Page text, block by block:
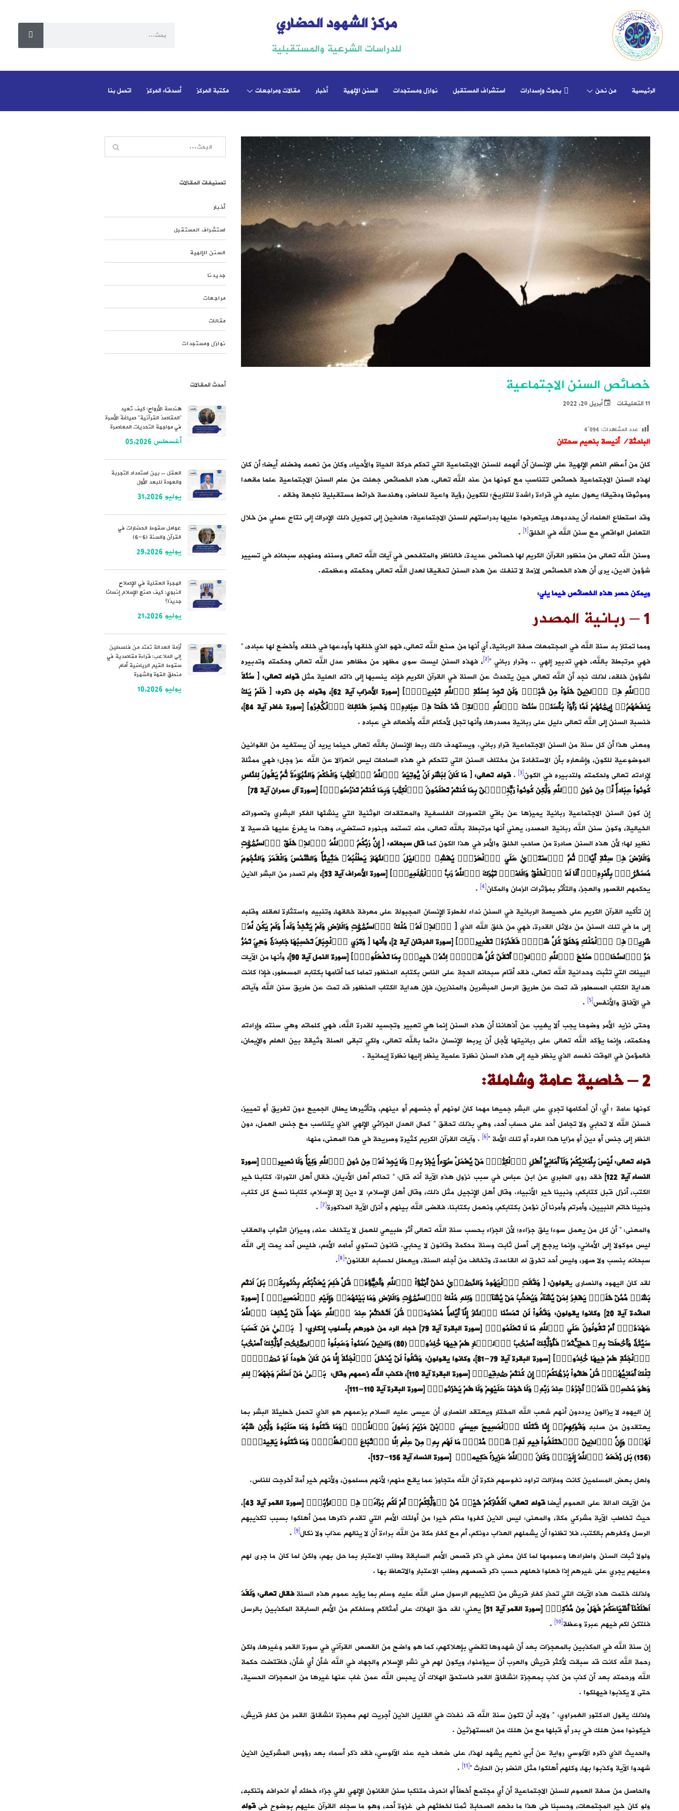
مركز الشهود الحضاري
للدراسات الشرعية والمستقبلية
الرئيسية من نحن بحوث وإصدارات استشراف المستقبل نوازل ومستجدات السنن الإلهية أخبار مقالات ومراجعات مكتبة المركز أصدقاء المركز اتصل بنا
خصائص السنن الاجتماعية
11 التعليقات أبريل 20, 2022
عدد المشاهدات:4٬094
الباحثة/ أنيسة بنعيم سحتان
كان من أعظم النعم الإلهية على الإنسان أن ألهمه للسنن الاجتماعية التي تحكم حركة الحياة والأحياء، وكان من نعمه وفضله أيضا؛ أن كان
لهذه السنن الاجتماعية خصائص تتناسب مع كونها من عند الله تعالى، هذه الخصائص جعلت من علم السنن الاجتماعية علما مقعدا
وموثوقا ودقيقا؛ يعول عليه في قراءة راشدة للتاريخ؛ لتكوين رؤية واعية للحاضر، وهندسة خرائط مستقبلية ناجعة وفقه .
وقد استطاع العلماء أن يحددوها، ويتعرفوا عليها بدراستهم للسنن الاجتماعية؛ هادفين إلى تحويل ذلك الإدراك إلى نتاج عملي من خلال
التعامل الواقعي مع سنن الله في الخلق[1]
.
وسنن الله تعالى من منظور القرآن الكريم لها خصائص عديدة، فالناظر والمتفحص في آيات الله تعالى وسننه ومنهجه سبحانه في تسيير
شؤون الدين، يرى أن هذه الخصائص لازمة لا تنفك عن هذه السنن تحقيقا لعدل الله تعالى وحكمته وعظمته.
ويمكن حصر هذه الخصائص فيما يلي:
1 – ربانية المصدر
ومما تمتاز به سنة الله في المجتمعات صفة الربانية، أي أنها من صنع الله تعالى، فهو الذي خلقها وأودعها في خلقه وأخضع لها عباده، ”
فهي مرتبطة بالله، فهي تدبير إلهي .. وقرار رباني “[2] ، فهذه السنن ليست سوى مظهر من مظاهر عدل الله تعالى وحكمته وتدبيره
لشؤون خلقه، لذلك نجد أن الله تعالى حين يتحدث عن السنة في القرآن الكريم فإنه ينسبها إلى ذاته العلية مثلقوله تعالى: ﴿ سُنَّةَ
اَ۬للَّهِ فِے اِ۬لذِينَ خَلَوْاْ مِن قَبْلُۖ وَلَن تَجِدَ لِسُنَّةِ اِ۬للَّهِ تَبْدِيلاٗۖ﴾ [سورة الأحزاب آية 62]، وقوله جل ذكره: ﴿ فَلَمْ يَكُ
يَنفَعُهُمُۥٓ إِيمَٰنُهُمْ لَمَّا رَأَوْاْ بَأْسَنَاۖ سُنَّتَ اَ۬للَّهِ اِ۬لتِے قَدْ خَلَتْ فِے عِبَادِهِۦۖ وَخَسِرَ هُنَالِكَ اَ۬لْكَٰفِرُو﴾ [سورة غافر آية 84]،
فنسبة السنن إلى الله تعالى دليل على ربانية مصدرها، وأنها تجل لأحكام الله وأفعاله في عباده .
ومعنى هذا أن كل سنة من السنن الاجتماعية قرار رباني. ويستهدف ذلك ربط الإنسان بالله تعالى حينما يريد أن يستفيد من القوانين
الموضوعية للكون، وإشعاره بأن الاستفادة من مختلف السنن التي تتحكم في هذه الساحات ليس انعزالا عن الله عز وجل؛ فهي ممثلة
لإرادته تعالى ولحكمته ولتدبيره في الكون[3]
.قوله تعالى: ﴿ مَا كَانَ لِبَشَرٍ اَنْ يُّوتِيَهُ اُ۬للَّهُ اُ۬لْكِتَٰبَ وَالْحُكْمَ وَالنُّبُوٓءَةَ ثُمَّ يَقُولَ لِلنَّاسِ
كُونُواْ عِبَاداٗ لِّے مِن دُونِ اِ۬للَّهِ وَلَٰكِن كُونُواْ رَبَّٰنِيِّۧنَ بِمَا كُنتُمْ تَعْلَمُونَ اَ۬لْكِتَٰبَ وَبِمَا كُنتُمْ تَدْرُسُونَۖ﴾ [سورة آل عمران آية 78]
إن كون السنن الاجتماعية ربانية يميزها عن باقي التصورات الفلسفية والمعتقدات الوثنية التي ينشئها الفكر البشري وتصوراته
الخيالية، وكون سنن الله ربانية المصدر، يعني أنها مرتبطة بالله تعالى، منه تستمد وبنوره تستضيء، وهذا ما يفرغ عليها قدسية لا
نظير لها؛ لأن هذه السنن صادرة من صاحب الخلق والأمر في هذا الكون كماقال سبحانه: ﴿ إِنَّ رَبَّكُمُ اُ۬للَّهُ اُ۬لذِے خَلَقَ اَ۬لسَّمَٰوَٰتِ
وَالَارْضَ فِے سِتَّةِ أَيَّامٖ ثُمَّ اَ۪سْتَو۪يٰ عَلَي اَ۬لْعَرْشِۖ يُغْشِے اِ۬ليْلَ اَ۬لنَّهَارَ يَطْلُبُهُۥ حَثِيثاٗ وَالشَّمْسَ وَالْقَمَرَ وَالنُّجُومَ
مُسَخَّرَٰتِۢ بِأَمْرِهِۦٓۖ أَلَا لَهُ اُ۬لْخَلْقُ وَالَامْرُۖ تَبَٰرَكَ اَ۬للَّهُ رَبُّ اُ۬لْعَٰلَمِينَۖ﴾ [سورة الأعراف آية 53]،
ولم تصدر من البشر الذين
يحكمهم القصور والعجز، والتأثر بمؤثرات الزمان والمكان[4]
.
إن تأكيد القرآن الكريم على خصيصة الربانية في السنن نداء لفطرة الإنسان المجبولة على معرفة خالقها، وتنبيه واستثارة لعقله وقلبه
إلى ما في تلك السنن من دلائل القدرة، فهي من خلق الله الذي ﴿ اِ۬لذِے لَهُۥ مُلْكُ اُ۬لسَّمَٰوَٰتِ وَالَارْضِ وَلَمْ يَتَّخِذْ وَلَداٗ وَلَمْ يَكُن لَّهُۥ
شَرِيكٞ فِے اِ۬لْمُلْكِ وَخَلَقَ كُلَّ شَےْءٖ فَقَدَّرَهُۥ تَقْدِيراٗۖ﴾ [سورة الفرقان آية 2]، وأنها ﴿ وَتَرَي اَ۬لْجِبَالَ تَحْسِبُهَا جَامِدَةٗ وَهِيَ تَمُرُّ
مَرَّ اَ۬لسَّحَابِۖ صُنْعَ اَ۬للَّهِ اِ۬لذِےٓ أَتْقَنَ كُلَّ شَےْءٍۖ اِنَّهُۥ خَبِيرُۢ بِمَا تَفْعَلُونَۖ﴾ [سورة النمل آية 90]،
وأنها من الآيات
البينات التي تثبت وحدانية الله تعالى، فقد أقام سبحانه الحجة على الناس بكتابه المنظور تماما كما أقامها بكتابه المسطور، فإذا كانت
هداية الكتاب المسطور قد تمت عن طريق الرسل المبشرين والمنذرين، فإن هداية الكتاب المنظور قد تمت عن طريق سنن الله وآياته
في الآفاق والأنفس[5]
.
وحتى نزيد الأمر وضوحا يجب ألا يغيب عن أذهاننا أن هذه السنن إنما هي تعبير وتجسيد لقدرة الله، فهي كلماته وهي سنته وإرادته
وحكمته، وإنما يؤكد الله تعالى على ربانيتها لأجل أن يربط الإنسان دائما بالله تعالى، ولكي تبقى الصلة وثيقة بين العلم والإيمان،
فالمؤمن في الوقت نفسه الذي ينظر فيه إلى هذه السنن نظرة علمية ينظر إليها نظرة إيمانية .
2 – خاصية عامة وشاملة:
كونها عامة ؛ أي: أن أحكامها تجري على البشر جميعا مهما كان لونهم أو جنسهم أو دينهم، وتأثيرها يطال الجميع دون تفريق أو تمييز،
فسنن الله لا تحابي ولا تجامل أحد على حساب أحد، وهي بذلك تحقق ” كمال العدل الجزائي الإلهي الذي يتناسب مع جنس العمل، دون
النظر إلى جنس أو دين أو مزايا هذا الفرد أو تلك الأمة “[6]
. وآيات القرآن الكريم كثيرة وصريحة في هذا المعنى، منها:
قوله تعالى: لَّيْسَ بِأَمَانِيِّكُمْ وَلَآ أَمَانِيِّ أَهْلِ اِ۬لْكِتَٰبِۖ مَنْ يَّعْمَلْ سُوٓءاٗ يُجْزَ بِهِۦ وَلَا يَجِدْ لَهُۥ مِن دُونِ اِ۬للَّهِ وَلِيّاٗ وَلَا نَصِيراٗۖ [سورة
النساء آية 122]
فقد روى الطبري عن ابن عباس في سبب نزول هذه الآية أنه قال: ” تحاكم أهل الأديان، فقال أهل التوراة: كتابنا خير
الكتب، أنزل قبل كتابكم، ونبينا خير الأنبياء. وقال أهل الإنجيل مثل ذلك، وقال أهل الإسلام: لا دين إلا الإسلام، كتابنا نسخ كل كتاب،
ونبينا خاتم النبيين، وأمرتم وأمرنا أن نؤمن بكتابكم، ونعمل بكتابنا. فقضى الله بينهم و أنزل الآية المذكورة[7]
.
والمعنى: ” أن كل من يعمل سوءا يلق جزاءه؛ لأن الجزاء بحسب سنة الله تعالى أثر طبيعي للعمل لا يتخلف عنه، وميزان الثواب والعقاب
ليس موكولا إلى الأماني، وإنما يرجع إلى أصل ثابت وسنة محكمة وقانون لا يحابي. قانون تستوي أمامه الأمم، فليس أحد يمت إلى الله
سبحانه بنسب ولا صهر، وليس أحد تخرق له القاعدة، وتخالف من أجله السنة، ويعطل لحسابه القانون”[8]
.
لقد كان اليهود والنصارى يقولون: ﴿ وَقَالَتِ اِ۬لْيَهُودُ وَالنَّصَٰر۪يٰ نَحْنُ أَبْنَٰٓؤُاْ اُ۬للَّهِ وَأَحِبَّٰٓؤُهُۥۖ قُلْ فَلِمَ يُعَذِّبُكُم بِذُنُوبِكُمۖ بَلَ اَنتُم
بَشَرٞ مِّمَّنْ خَلَقَۖ يَغْفِرُ لِمَنْ يَّشَآءُ وَيُعَذِّبُ مَنْ يَّشَآءُۖ وَلِلهِ مُلْكُ اُ۬لسَّمَٰوَٰتِ وَالَارْضِ وَمَا بَيْنَهُمَاۖ وَإِلَيْهِ اِ۬لْمَصِيرُۖ ﴾ [سورة
المائدة آية 20] وكانوا يقولون: وَقَالُواْ لَن تَمَسَّنَا اَ۬لنَّارُ إِلَّآ أَيَّاماٗ مَّعْدُودَةٗۖ قُلَ اَتَّخَذتُّمْ عِندَ اَ۬للَّهِ عَهْداٗ فَلَنْ يُّخْلِفَ اَ۬للَّهُ
عَهْدَهُۥٓۖ أَمْ تَقُولُونَ عَلَي اَ۬للَّهِ مَا لَا تَعْلَمُونَۖ [سورة البقرة آية 79] فجاء الرد من فورهم بأسلوب إنكاري: ﴿ بَل۪يٰ مَن كَسَبَ
سَيِّئَةٗ وَأَحَٰطَتْ بِهِۦ خَطِيٓـَٰٔتُهُۥ فَأُوْلَٰٓئِكَ أَصْحَٰبُ اُ۬لنّ۪ارِ هُمْ فِيهَا خَٰلِدُونَۖ (80) وَالذِينَ ءَامَنُواْ وَعَمِلُواْ اُ۬لصَّٰلِحَٰتِ أُوْلَٰٓئِكَ أَصْحَٰبُ
اُ۬لْجَنَّةِ هُمْ فِيهَا خَٰلِدُونَۖ﴾ [سورة البقرة آية 79-81]، وكانوا يقولون: وَقَالُواْ لَنْ يَّدْخُلَ اَ۬لْجَنَّةَ إِلَّا مَن كَانَ هُوداً اَوْ نَصَٰر۪يٰۖ
تِلْكَ أَمَانِيُّهُمْۖ قُلْ هَاتُواْ بُرْهَٰنَكُمُۥٓ إِن كُنتُمْ صَٰدِقِينَۖ [سورة البقرة آية 110]، فكذب الله زعمهم وقال: بَل۪يٰ مَنَ اَسْلَمَ وَجْهَهُۥ لِلهِ
وَهُوَ مُحْسِنٞ فَلَهُۥٓ أَجْرُهُۥ عِندَ رَبِّهِۦ وَلَا خَوْفٌ عَلَيْهِمْ وَلَا هُمْ يَحْزَنُونَۖ [سورة البقرة آية 110-111].
إن اليهود لا يزالون يرددون أنهم شعب الله المختار ويعتقد النصارى أن عيسى عليه السلام بزعمهم هو الذي تحمل خطيئة البشر بما
يعتقدون من صلبهوَقَوْلِهِمُۥٓ إِنَّا قَتَلْنَا اَ۬لْمَسِيحَ عِيسَي اَ۪بْنَ مَرْيَمَ رَسُولَ اَ۬للَّهِۖ ۞وَمَا قَتَلُوهُ وَمَا صَلَبُوهُ وَلَٰكِن شُبِّهَ
لَهُمْۖ وَإِنَّ اَ۬لذِينَ اَ۪خْتَلَفُواْ فِيهِ لَفِے شَكّٖ مِّنْهُۖ مَا لَهُم بِهِۦ مِنْ عِلْمٍ اِلَّا اَ۪تِّبَاعَ اَ۬لظَّنِّۖ وَمَا قَتَلُوهُ يَقِيناَۢۖ
(156) بَل رَّفَعَهُ اُ۬للَّهُ إِلَيْهِۖ وَكَانَ اَ۬للَّهُ عَزِيزاً حَكِيماٗۖ [سورة النساء آية 156-157].
ولعل بعض المسلمين كانت ومازالت تراود نفوسهم فكرة أن الله متجاوز عما يقع منهم؛ لأنهم مسلمون، ولأنهم خير أمة أخرجت للناس.
من الآيات الدالة على العموم أيضاقوله تعالى: اَكُفَّارُكُمْ خَيْرٞ مِّنُ ا۟وْلَٰٓئِكُمُۥٓ أَمْ لَكُم بَرَآءَةٞ فِے اِ۬لزُّبُرِۖ [سورة القمر آية 43]
،
حيث تخاطب الآية مشركي مكة، والمعنى: ليس الذين كفروا منكم خيرا من أولئك الأمم التي تقدم ذكرها ممن أهلكوا بسبب تكذيبهم
الرسل وكفرهم بالكتب، فلا تظنوا أن يشملهم العذاب دونكم، أم مع كفار مكة من الله براءة أن لا ينالهم عذاب ولا نكال[9]
.
ولولا ثبات السنن واطرادها وعمومها لما كان معنى في ذكر قصص الأمم السابقة وطلب الاعتبار بما حل بهم، ولكن لما كان ما جرى لهم
وعليهم يجري على غيرهم إذا فعلوا فعلهم حسب ذكر قصصهم وطلب الاعتبار والاتعاظ بها .
ولذلك ختمت هذه الآيات التي تحذر كفار قريش من تكذيبهم الرسول صلى الله عليه وسلم بما يؤيد عموم هذه السنةفقال تعالى: وَلَقَدَ
اَهْلَكْنَآ أَشْيَاعَكُمْ فَهَلْ مِن مُّدَّكِرٖۖ [سورة القمر آية 51]
يعني: لقد حق الهلاك على أمثالكم وسلفكم من الأمم السابقة المكذبين بالرسل
فلتكن لكم فيهم عبرة وعظة[10]
.
إن سنة الله في المكذبين بالمعجزات بعد أن شهدوها تقضي بإهلاكهم، كما هو واضح من القصص القرآني في سورة القمر وغيرها، ولكن
رحمة الله كانت قد سبقت لأكثر قريش والعرب أن سيؤمنوا، ويكون لهم في نشر الإسلام والجهاد في الله شأن أي شأن، فاقتضت حكمة
الله ورحمته بعد أن كذب من كذب بمعجزة انشقاق القمر فاستحق الهلاك أن يحبس الله عمن غاب عنها غيرها من المعجزات الحسية،
حتى لا يكذبوا فيهلكوا .
ولذلك يقول الدكتور الغمراوي: ” ولابد أن تكون سنة الله قد نفذت في القليل الذين أجريت لهم معجزة انشقاق القمر من كفار قريش،
فيكونوا ممن هلك في بدر أو قبلها مع من هلك من المستهزئين .
والحديث الذي ذكره الآلوسي رواية عن أبي نعيم يشهد لهذا، على ضعف فيه عند الآلوسي، فقد ذكر أسماء بعد رؤوس المشركين الذين
شهدوا الآية وكذبوا بها، وكلهم أهلكوا مثل النضر بن الحارث “[11]
.
والحاصل من صفة العموم للسنن الاجتماعية أن أي مجتمع أخطأ أو انحرف متنكبا سنن القانون الإلهي لقي جزاء خطئه أو انحرافه وتنكبه،
ولو كان خير المجتمعات، وحسبنا في هذا ما دفعه الصحابة ثمنا لخطئهم في غزوة أحد، وهو ما سجله القرآن عليهم بوضوح فيقوله
تصنيفات المقالات
أخبار
استشراف المستقبل
السنن الإلهية
جديدنا
مراجعات
مقالات
نوازل ومستجدات
أحدث المقالات
هندسة الأرواح: كيف تُعيد
“المقاصدُ القرآنية” صياغةَ الأسرة
في مواجهة التحديات المعاصرة
أغسطس 05,2026
العقل .. بين استمداد التجربة
والعودة للبعد الأول
يوليو 31,2026
عوامل سقوط الحضارات في
القرآن والسنة (6-6)
يوليو 29,2026
الهجرة العقلية في الإصلاح
النبوي: كيف صنع الإسلام إنسانًا
جديدًا؟
يوليو 21,2026
أزمة العدالة تمتد من فلسطين
إلى الملاعب: قراءة مقاصدية في
سقوط القيم الرياضية أمام
منطق القوة والشهرة
يوليو 10,2026